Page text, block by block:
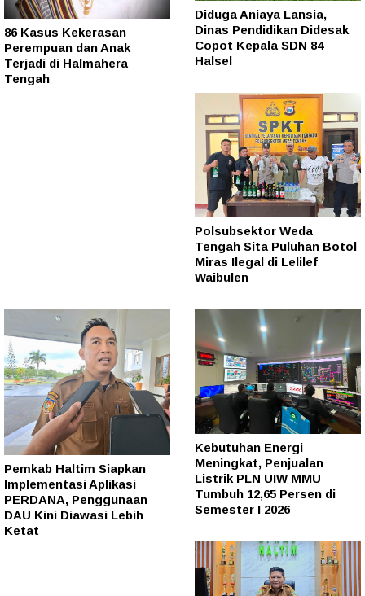
86 Kasus Kekerasan
Perempuan dan Anak
Terjadi di Halmahera
Tengah
Diduga Aniaya Lansia,
Dinas Pendidikan Didesak
Copot Kepala SDN 84
Halsel
Polsubsektor Weda
Tengah Sita Puluhan Botol
Miras Ilegal di Lelilef
Waibulen
Pemkab Haltim Siapkan
Implementasi Aplikasi
PERDANA, Penggunaan
DAU Kini Diawasi Lebih
Ketat
Kebutuhan Energi
Meningkat, Penjualan
Listrik PLN UIW MMU
Tumbuh 12,65 Persen di
Semester I 2026